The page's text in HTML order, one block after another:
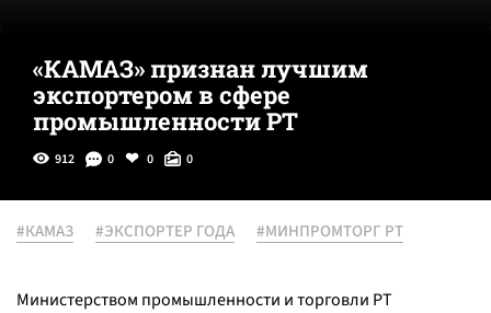
«КАМАЗ» признан лучшим
экспортером в сфере
промышленности РТ
912 0 0 0
#КАМАЗ #ЭКСПОРТЕР ГОДА #МИНПРОМТОРГ РТ
Министерством промышленности и торговли РТ